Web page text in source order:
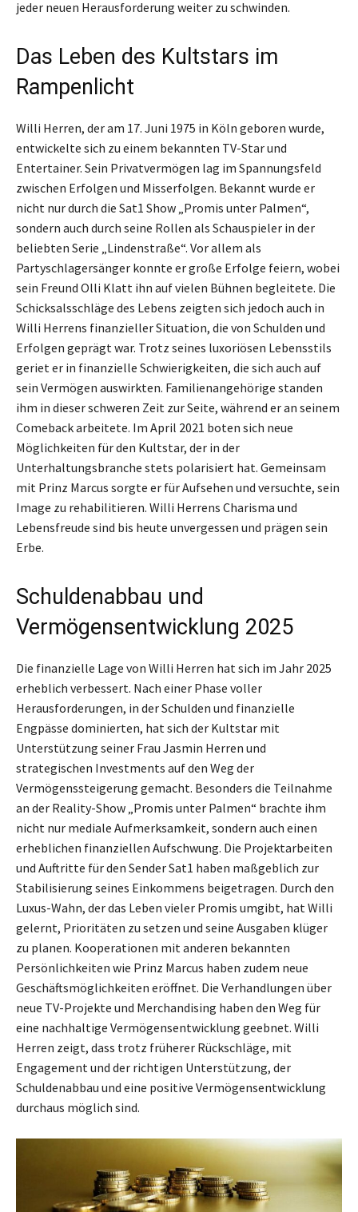
jeder neuen Herausforderung weiter zu schwinden.
Das Leben des Kultstars im
Rampenlicht
Willi Herren, der am 17. Juni 1975 in Köln geboren wurde,
entwickelte sich zu einem bekannten TV-Star und
Entertainer. Sein Privatvermögen lag im Spannungsfeld
zwischen Erfolgen und Misserfolgen. Bekannt wurde er
nicht nur durch die Sat1 Show „Promis unter Palmen“,
sondern auch durch seine Rollen als Schauspieler in der
beliebten Serie „Lindenstraße“. Vor allem als
Partyschlagersänger konnte er große Erfolge feiern, wobei
sein Freund Olli Klatt ihn auf vielen Bühnen begleitete. Die
Schicksalsschläge des Lebens zeigten sich jedoch auch in
Willi Herrens finanzieller Situation, die von Schulden und
Erfolgen geprägt war. Trotz seines luxoriösen Lebensstils
geriet er in finanzielle Schwierigkeiten, die sich auch auf
sein Vermögen auswirkten. Familienangehörige standen
ihm in dieser schweren Zeit zur Seite, während er an seinem
Comeback arbeitete. Im April 2021 boten sich neue
Möglichkeiten für den Kultstar, der in der
Unterhaltungsbranche stets polarisiert hat. Gemeinsam
mit Prinz Marcus sorgte er für Aufsehen und versuchte, sein
Image zu rehabilitieren. Willi Herrens Charisma und
Lebensfreude sind bis heute unvergessen und prägen sein
Erbe.
Schuldenabbau und
Vermögensentwicklung 2025
Die finanzielle Lage von Willi Herren hat sich im Jahr 2025
erheblich verbessert. Nach einer Phase voller
Herausforderungen, in der Schulden und finanzielle
Engpässe dominierten, hat sich der Kultstar mit
Unterstützung seiner Frau Jasmin Herren und
strategischen Investments auf den Weg der
Vermögenssteigerung gemacht. Besonders die Teilnahme
an der Reality-Show „Promis unter Palmen“ brachte ihm
nicht nur mediale Aufmerksamkeit, sondern auch einen
erheblichen finanziellen Aufschwung. Die Projektarbeiten
und Auftritte für den Sender Sat1 haben maßgeblich zur
Stabilisierung seines Einkommens beigetragen. Durch den
Luxus-Wahn, der das Leben vieler Promis umgibt, hat Willi
gelernt, Prioritäten zu setzen und seine Ausgaben klüger
zu planen. Kooperationen mit anderen bekannten
Persönlichkeiten wie Prinz Marcus haben zudem neue
Geschäftsmöglichkeiten eröffnet. Die Verhandlungen über
neue TV-Projekte und Merchandising haben den Weg für
eine nachhaltige Vermögensentwicklung geebnet. Willi
Herren zeigt, dass trotz früherer Rückschläge, mit
Engagement und der richtigen Unterstützung, der
Schuldenabbau und eine positive Vermögensentwicklung
durchaus möglich sind.